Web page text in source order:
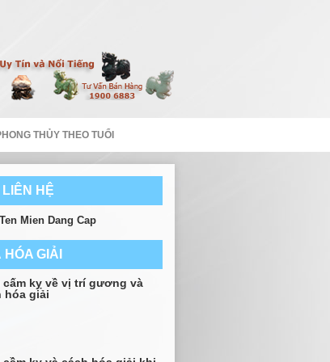
THỦY THEO TUỔI
HỆ
GIẢI
cấm kỵ về vị trí gương và
hóa giải